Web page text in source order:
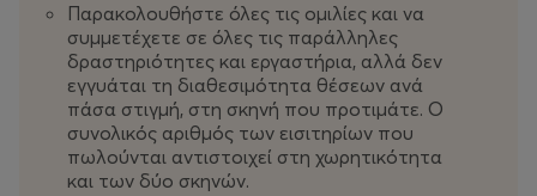
Παρακολουθήστε όλες τις ομιλίες και να
συμμετέχετε σε όλες τις παράλληλες
δραστηριότητες και εργαστήρια, αλλά δεν
εγγυάται τη διαθεσιμότητα θέσεων ανά
πάσα στιγμή, στη σκηνή που προτιμάτε. Ο
συνολικός αριθμός των εισιτηρίων που
πωλούνται αντιστοιχεί στη χωρητικότητα
και των δύο σκηνών.